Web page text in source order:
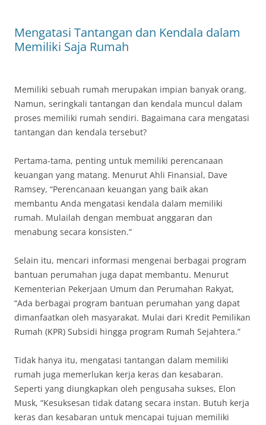
Mengatasi Tantangan dan Kendala dalam
Memiliki Saja Rumah
Memiliki sebuah rumah merupakan impian banyak orang.
Namun, seringkali tantangan dan kendala muncul dalam
proses memiliki rumah sendiri. Bagaimana cara mengatasi
tantangan dan kendala tersebut?
Pertama-tama, penting untuk memiliki perencanaan
keuangan yang matang. Menurut Ahli Finansial, Dave
Ramsey, “Perencanaan keuangan yang baik akan
membantu Anda mengatasi kendala dalam memiliki
rumah. Mulailah dengan membuat anggaran dan
menabung secara konsisten.”
Selain itu, mencari informasi mengenai berbagai program
bantuan perumahan juga dapat membantu. Menurut
Kementerian Pekerjaan Umum dan Perumahan Rakyat,
“Ada berbagai program bantuan perumahan yang dapat
dimanfaatkan oleh masyarakat. Mulai dari Kredit Pemilikan
Rumah (KPR) Subsidi hingga program Rumah Sejahtera.”
Tidak hanya itu, mengatasi tantangan dalam memiliki
rumah juga memerlukan kerja keras dan kesabaran.
Seperti yang diungkapkan oleh pengusaha sukses, Elon
Musk, “Kesuksesan tidak datang secara instan. Butuh kerja
keras dan kesabaran untuk mencapai tujuan memiliki